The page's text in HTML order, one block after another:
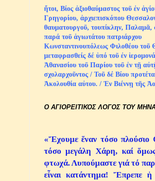
ἤτοι, Βίος ἀξιοθαύμαστος τοῦ ἐν
Γρηγορίου, ἀρχιεπισκόπου
θαυματουργοῦ, τουπίκλην, Παλαμᾶ,
παρά τοῦ ἁγιωτάτου πατριάρχου
Κωνσταντινουπόλεως Φιλοθέου τοῦ
μεταφρασθείς δέ ὑπό τοῦ ἐν
Ἀθανασίου τοῦ Παρίου τοῦ ἐν τῇ
σχολαρχοῦντος / Τοῦ δέ Βίου
Ἀκολουθία αὐτου. / Ἐν Βιέννῃ τῆς
Ο ΑΓΙΟΡΕΙΤΙΚΟΣ ΛΟΓΟΣ ΤΟΥ
«Ἔχουμε ἕναν τόσο πλούσιο
τόσο μεγάλη Χάρη, καί
φτωχά. Λυπούμαστε γιά τό
εἶναι κατάντημα! Ἔπρεπε